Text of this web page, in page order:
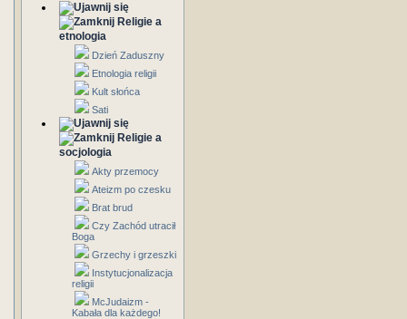
Religie a
etnologia
Dzień Zaduszny
Etnologia religii
Kult słońca
Sati
Religie a
socjologia
Akty przemocy
Ateizm po czesku
Brat brud
Czy Zachód utracił
Boga
Grzechy i grzeszki
Instytucjonalizacja
religii
McJudaizm -
Kabała dla każdego!